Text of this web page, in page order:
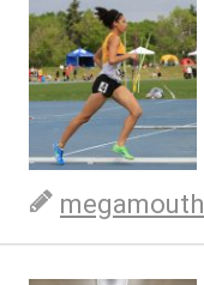
megamouth